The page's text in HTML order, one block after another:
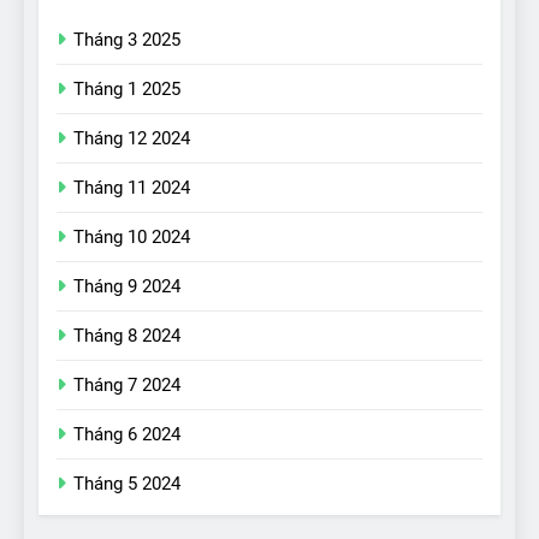
Tháng 3 2025
Tháng 1 2025
Tháng 12 2024
Tháng 11 2024
Tháng 10 2024
Tháng 9 2024
Tháng 8 2024
Tháng 7 2024
Tháng 6 2024
Tháng 5 2024
chỉ có trên VinFast VF8